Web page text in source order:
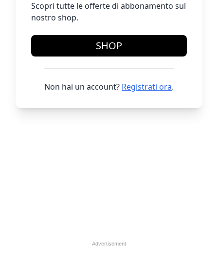
Scopri tutte le offerte di abbonamento sul
nostro shop.
SHOP
Non hai un account? Registrati ora.